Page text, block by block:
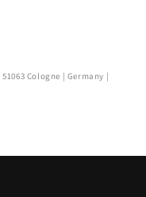
Cologne | Germany |